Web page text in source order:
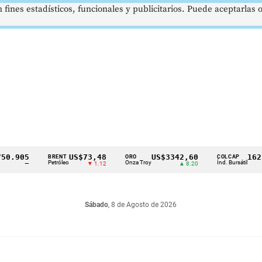
BRENT
Petróleo
US$73,48
▼ 1.12 Onza Troy
US$3342,60
▲ 8.20
COLCAP
Índ. Bursátil
Sábado, 8 de Agosto de 2026
estadísticos, funcionales y publicitarios. Puede aceptarlas